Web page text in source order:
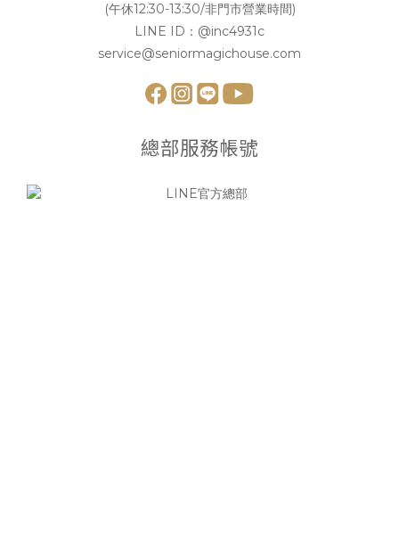
(午休12:30-13:30/非門市營業時間)
LINE ID： @inc4931c
service@seniormagichouse.com
總部服務帳號